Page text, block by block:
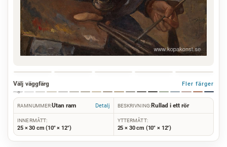
Välj väggfärg Fler färger
RAMNUMMER:Utan ram Detalj BESKRIVNING:Rullad i ett rör
INNERMÅTT:
25 × 30 cm (10" × 12")
YTTERMÅTT:
25 × 30 cm (10" × 12")